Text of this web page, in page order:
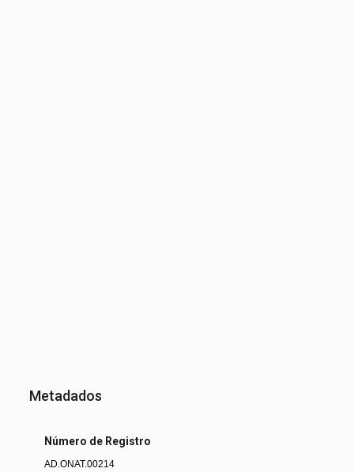
Metadados
Número de Registro
AD.ONAT.00214